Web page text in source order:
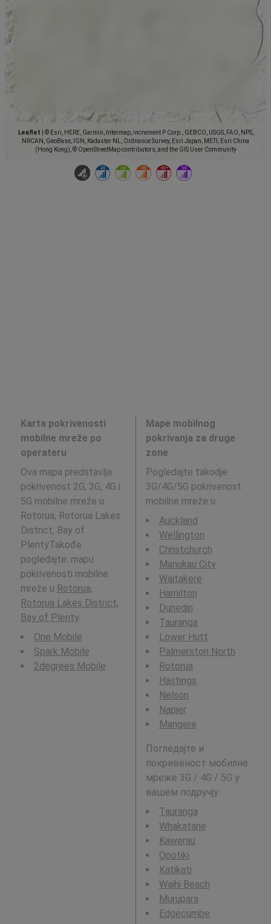
Leaflet
© Esri, HERE, Garmin, Intermap, increment P Corp., GEBCO, USGS, FAO, NPS,
NRCAN, GeoBase, IGN, Kadaster NL, Ordnance Survey, Esri Japan, METI, Esri China
(Hong Kong), © OpenStreetMap contributors, and the GIS User Community
Karta pokrivenosti
mobilne mreže po
operateru
Ova mapa predstavlja
pokrivenost 2G, 3G, 4G i
5G mobilne mreže u
Rotorua, Rotorua Lakes
District, Bay of
PlentyTakođe
pogledajte: mapu
pokrivenosti mobilne
mreže u Rotorua,
Rotorua Lakes District,
Bay of Plenty.
One Mobile
Spark Mobile
2degrees Mobile
Mape mobilnog
pokrivanja za druge
zone
Pogledajte takodje
3G/4G/5G pokrivenost
mobilne mreže u :
Auckland
Wellington
Christchurch
Manukau City
Waitakere
Hamilton
Dunedin
Tauranga
Lower Hutt
Palmerston North
Rotorua
Hastings
Nelson
Napier
Mangere
Погледајте и
покривеност мобилне
мреже 3G / 4G / 5G у
вашем подручју:
Tauranga
Whakatane
Kawerau
Opotiki
Katikati
Waihi Beach
Murupara
Edgecumbe